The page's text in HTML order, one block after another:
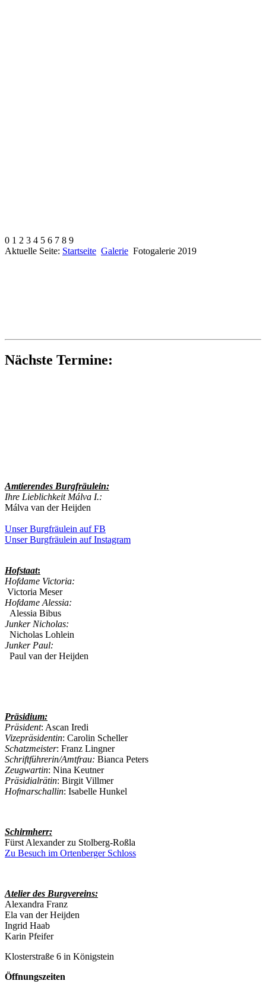
0 1 2 3 4 5 6 7 8 9
Aktuelle Seite: Startseite Galerie Fotogalerie 2019
Nächste Termine:
Amtierendes Burgfräulein:
Ihre Lieblichkeit Málva I.:
Málva van der Heijden
Unser Burgfräulein auf FB
Unser Burgfräulein auf Instagram
Hofstaat:
Hofdame Victoria:
Victoria Meser
Hofdame Alessia:
Alessia Bibus
Junker Nicholas:
Nicholas Lohlein
Junker Paul:
Paul van der Heijden
Präsidium:
Präsident: Ascan Iredi
Vizepräsidentin: Carolin Scheller
Schatzmeister: Franz Lingner
Schriftführerin/Amtfrau: Bianca Peters
Zeugwartin: Nina Keutner
Präsidialrätin: Birgit Villmer
Hofmarschallin: Isabelle Hunkel
Schirmherr:
Fürst Alexander zu Stolberg-Roßla
Zu Besuch im Ortenberger Schloss
Atelier des Burgvereins:
Alexandra Franz
Ela van der Heijden
Ingrid Haab
Karin Pfeifer
Klosterstraße 6 in Königstein
Öffnungszeiten